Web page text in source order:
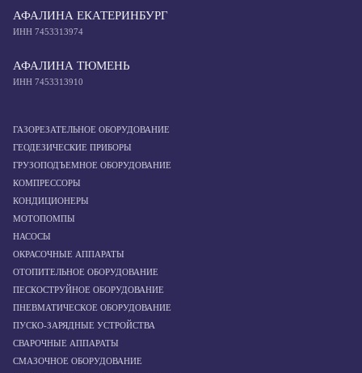
АФАЛИНА ЕКАТЕРИНБУРГ
ИНН 7453313974
АФАЛИНА ТЮМЕНЬ
ИНН 7453313910
ГАЗОРЕЗАТЕЛЬНОЕ ОБОРУДОВАНИЕ
ГЕОДЕЗИЧЕСКИЕ ПРИБОРЫ
ГРУЗОПОДЪЕМНОЕ ОБОРУДОВАНИЕ
КОМПРЕССОРЫ
КОНДИЦИОНЕРЫ
МОТОПОМПЫ
НАСОСЫ
ОКРАСОЧНЫЕ АППАРАТЫ
ОТОПИТЕЛЬНОЕ ОБОРУДОВАНИЕ
ПЕСКОСТРУЙНОЕ ОБОРУДОВАНИЕ
ПНЕВМАТИЧЕСКОЕ ОБОРУДОВАНИЕ
ПУСКО-ЗАРЯДНЫЕ УСТРОЙСТВА
СВАРОЧНЫЕ АППАРАТЫ
СМАЗОЧНОЕ ОБОРУДОВАНИЕ